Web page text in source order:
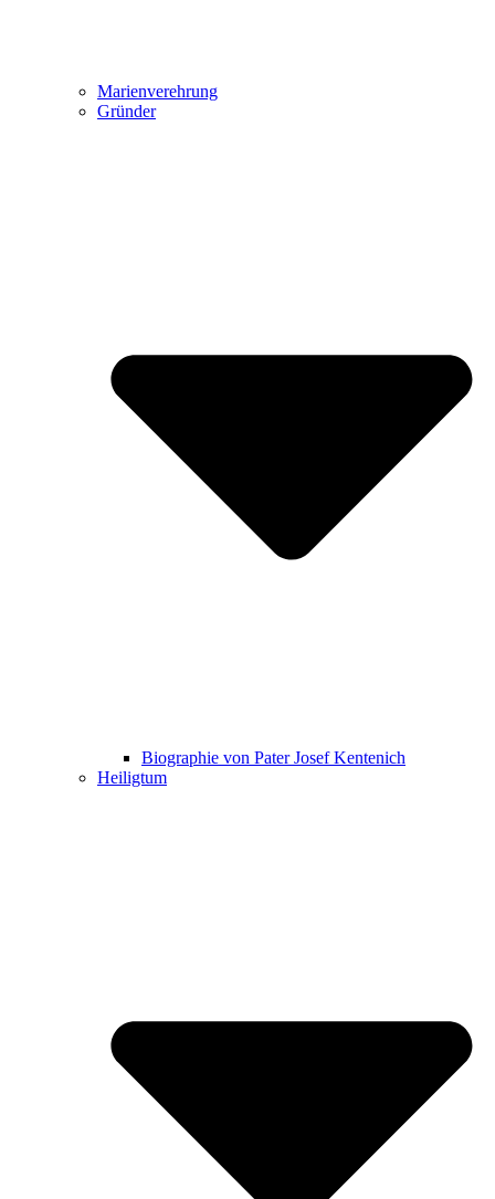
Marienverehrung
Gründer
Biographie von Pater Josef Kentenich
Heiligtum